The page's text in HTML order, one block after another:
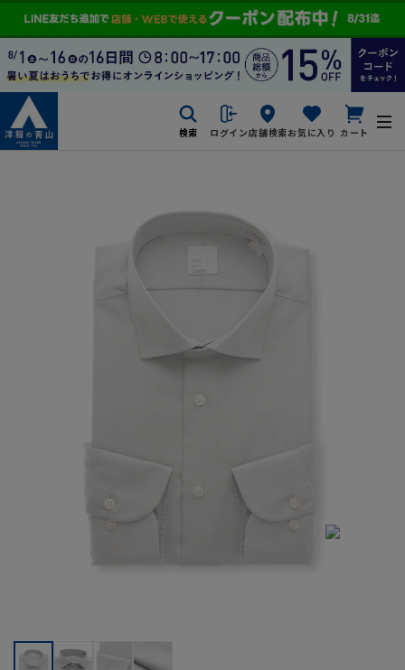
検索 ログイン店舗検索お気に入り カート